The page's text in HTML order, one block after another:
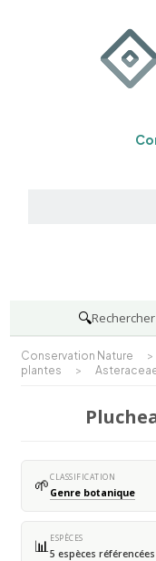
🔍
Conservation Nature >
plantes
>
🌱CLASSIFICATION
Genre botanique
📊ESPÈCES
5 espèces référencées